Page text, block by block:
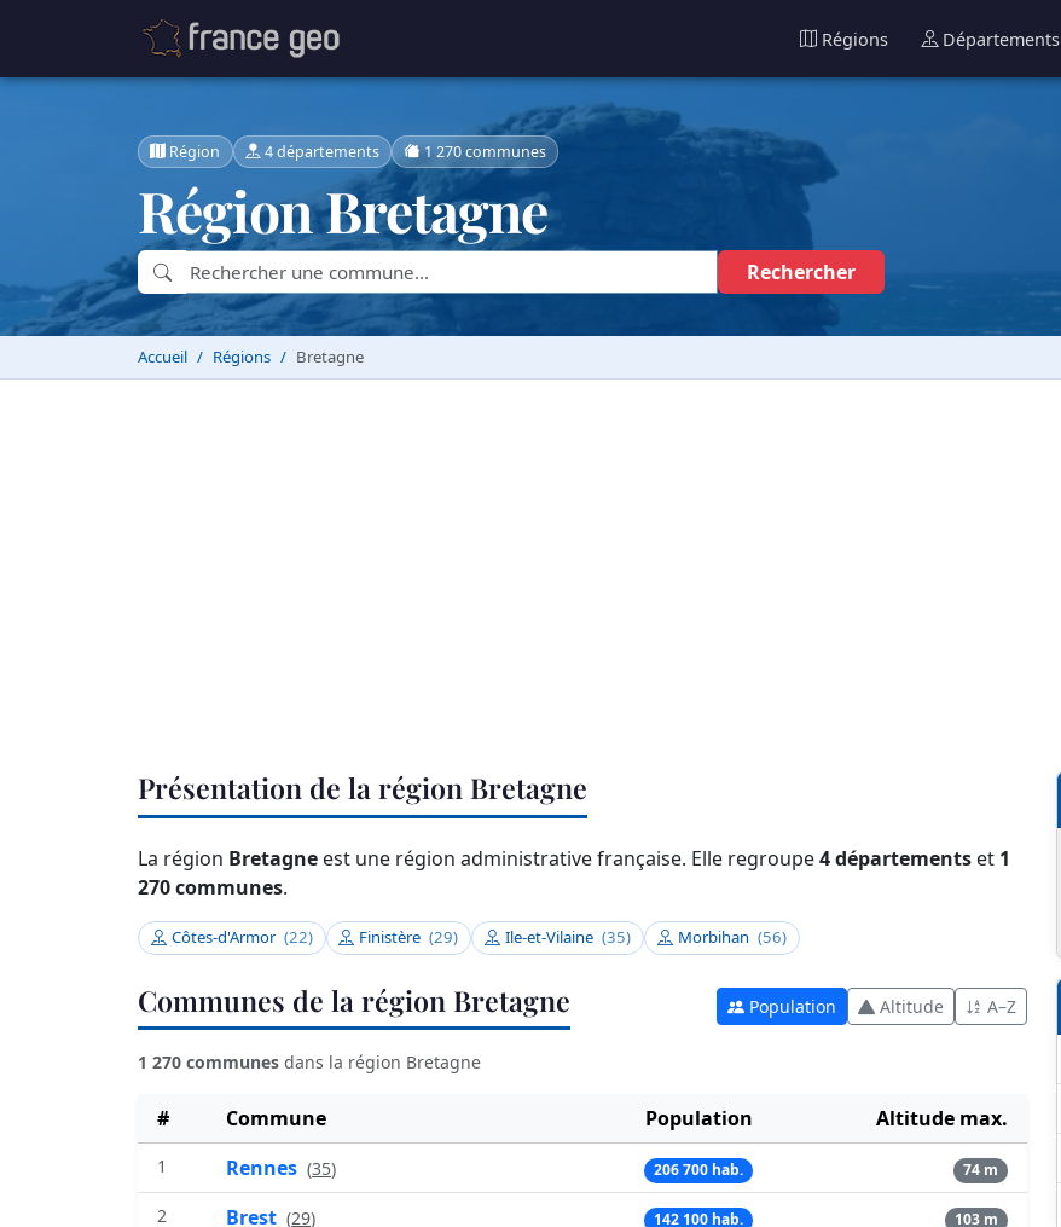
Régions Départements
Région 4 départements 1 270 communes
Région Bretagne
Rechercher
Accueil Régions Bretagne
Présentation de la région Bretagne
La région Bretagne est une région administrative française. Elle regroupe4 départements et 1
270 communes.
Côtes-d'Armor (22) Finistère (29) Ile-et-Vilaine (35) Morbihan (56)
Communes de la région Bretagne Population Altitude A–Z
1 270 communes dans la région Bretagne
# Commune Population Altitude max.
1 Rennes (35) 206 700 hab. 74 m
2 Brest (29) 142 100 hab. 103 m